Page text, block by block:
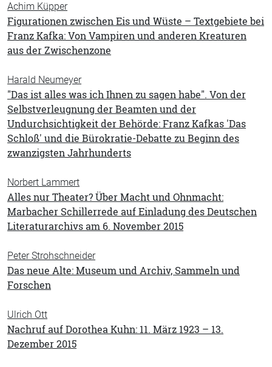
Achim Küpper
Figurationen zwischen Eis und Wüste – Textgebiete bei
Franz Kafka: Von Vampiren und anderen Kreaturen
aus der Zwischenzone
Harald Neumeyer
"Das ist alles was ich Ihnen zu sagen habe". Von der
Selbstverleugnung der Beamten und der
Undurchsichtigkeit der Behörde: Franz Kafkas 'Das
Schloß' und die Bürokratie-Debatte zu Beginn des
zwanzigsten Jahrhunderts
Norbert Lammert
Alles nur Theater? Über Macht und Ohnmacht:
Marbacher Schillerrede auf Einladung des Deutschen
Literaturarchivs am 6. November 2015
Peter Strohschneider
Das neue Alte: Museum und Archiv, Sammeln und
Forschen
Ulrich Ott
Nachruf auf Dorothea Kuhn: 11. März 1923 – 13.
Dezember 2015